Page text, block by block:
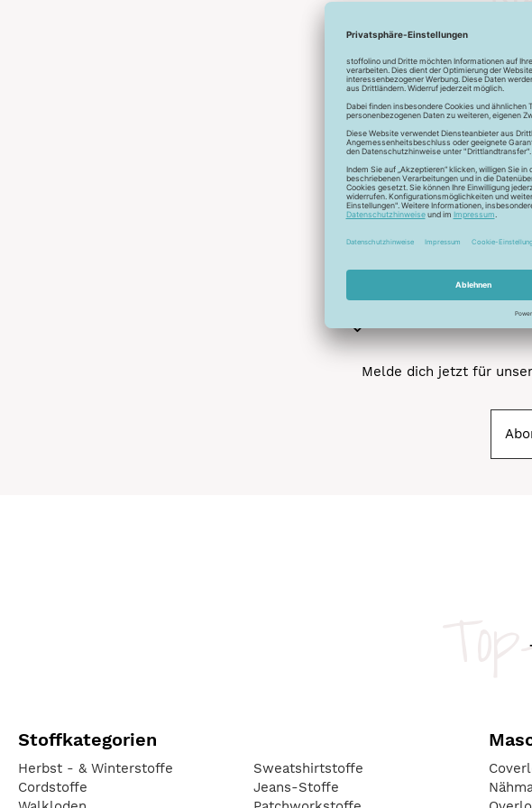
Abonniere jetzt unseren
Aktionen und
Neue Stoffe
neuesten
Inspiration: Lass
inspirieren! Wir
Veranstaltungen:
Gewinnspiele:
Melde dich jetzt für
Stoffkategorien
Herbst - & Winterstoffe
Cordstoffe
Sweatshirtstoffe
Jeans-Stoffe